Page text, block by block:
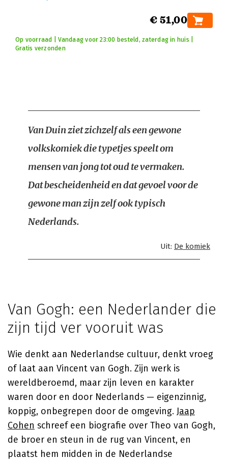
€ 51,00
Op voorraad | Vandaag voor 23:00 besteld, zaterdag in huis |
Gratis verzonden
Van Duin ziet zichzelf als een gewone
volkskomiek die typetjes speelt om
mensen van jong tot oud te vermaken.
Dat bescheidenheid en dat gevoel voor de
gewone man zijn zelf ook typisch
Nederlands.
Uit: De komiek
Van Gogh: een Nederlander die
zijn tijd ver vooruit was
Wie denkt aan Nederlandse cultuur, denkt vroeg
of laat aan Vincent van Gogh. Zijn werk is
wereldberoemd, maar zijn leven en karakter
waren door en door Nederlands — eigenzinnig,
koppig, onbegrepen door de omgeving. Jaap
Cohen schreef een biografie over Theo van Gogh,
de broer en steun in de rug van Vincent, en
plaatst hem midden in de Nederlandse